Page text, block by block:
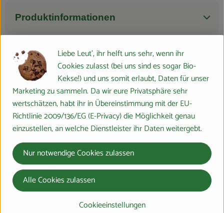
Produktinformationen
Zutaten
Nährwert-Info
Produktdatenblatt
Herkunft
Hersteller: Schrozberger Milchbauern
Liebe Leut', ihr helft uns sehr, wenn ihr
Cookies zulasst (bei uns sind es sogar Bio-
Kekse!) und uns somit erlaubt, Daten für unser
Marketing zu sammeln. Da wir eure Privatsphäre sehr
wertschätzen, habt ihr in Übereinstimmung mit der EU-
Richtlinie 2009/136/EG (E-Privacy) die Möglichkeit genau
einzustellen, an welche Dienstleister ihr Daten weitergebt.
Cookieeinstellungen
Nur notwendige Cookies zulassen
Alle Cookies zulassen